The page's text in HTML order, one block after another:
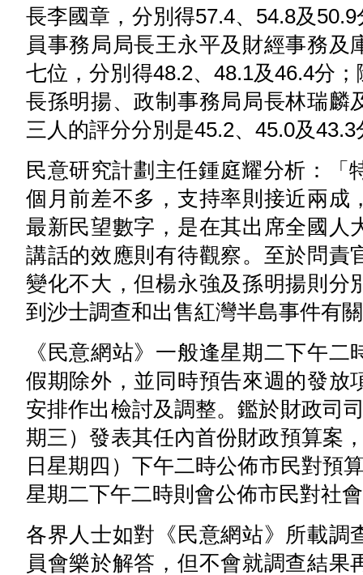
長李國章，分別得57.4、54.8及
員事務局局長王永平及財經事務
七位，分別得48.2、48.1及46.4分
長孫明揚、政制事務局局長林瑞麟
三人的評分分別是45.2、45.0及43.3
民意研究計劃主任鍾庭耀分析：「
個月前差不多，支持率則接近兩成
最新民望數字，是在其出席全國人
講話的效應則有待觀察。至於問責
變化不大，但楊永強及孫明揚則分
到沙士調查和出售紅灣半島事件有
《民意網站》一般逢星期二下午
假期除外，並同時預告來週的發放
安排作出檢討及調整。鑑於財政司
期三）發表其任內首份財政預算案
日星期四）下午二時公佈市民對預
星期二下午二時則會公佈市民對社
各界人士如對《民意網站》所載調
員會樂於解答，但不會就調查結